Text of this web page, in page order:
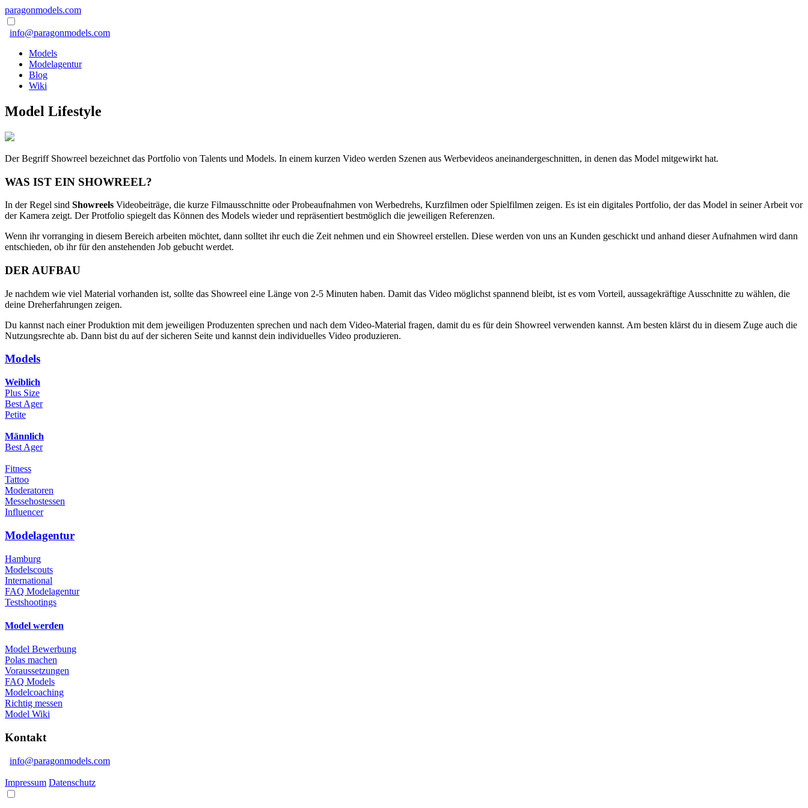
paragonmodels.com
info@paragonmodels.com
Models
Modelagentur
Blog
Wiki
Model Lifestyle
Der Begriff Showreel bezeichnet das Portfolio von Talents und Models. In einem kurzen Video werden Szenen aus Werbevideos aneinandergeschnitten, in denen das Model mitgewirkt hat.
WAS IST EIN SHOWREEL?
In der Regel sind Showreels Videobeiträge, die kurze Filmausschnitte oder Probeaufnahmen von Werbedrehs, Kurzfilmen oder Spielfilmen zeigen. Es ist ein digitales Portfolio, der das Model in seiner Arbeit vor
der Kamera zeigt. Der Protfolio spiegelt das Können des Models wieder und repräsentiert bestmöglich die jeweiligen Referenzen.
Wenn ihr vorranging in diesem Bereich arbeiten möchtet, dann solltet ihr euch die Zeit nehmen und ein Showreel erstellen. Diese werden von uns an Kunden geschickt und anhand dieser Aufnahmen wird dann
entschieden, ob ihr für den anstehenden Job gebucht werdet.
DER AUFBAU
Je nachdem wie viel Material vorhanden ist, sollte das Showreel eine Länge von 2-5 Minuten haben. Damit das Video möglichst spannend bleibt, ist es vom Vorteil, aussagekräftige Ausschnitte zu wählen, die
deine Dreherfahrungen zeigen.
Du kannst nach einer Produktion mit dem jeweiligen Produzenten sprechen und nach dem Video-Material fragen, damit du es für dein Showreel verwenden kannst. Am besten klärst du in diesem Zuge auch die
Nutzungsrechte ab. Dann bist du auf der sicheren Seite und kannst dein individuelles Video produzieren.
Models
Weiblich
Plus Size
Best Ager
Petite
Männlich
Best Ager
Fitness
Tattoo
Moderatoren
Messehostessen
Influencer
Modelagentur
Hamburg
Modelscouts
International
FAQ Modelagentur
Testshootings
Model werden
Model Bewerbung
Polas machen
Voraussetzungen
FAQ Models
Modelcoaching
Richtig messen
Model Wiki
Kontakt
info@paragonmodels.com
Impressum Datenschutz